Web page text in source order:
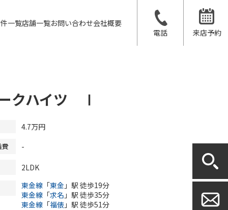
一覧店舗一覧お問い合わせ会社概要
電話
来店予約
クハイツ Ⅰ
4.7万円
費 -
2LDK
東金線 「東金 」駅 徒歩19分
東金線 「求名 」駅 徒歩35分
東金線 「福俵 」駅 徒歩51分